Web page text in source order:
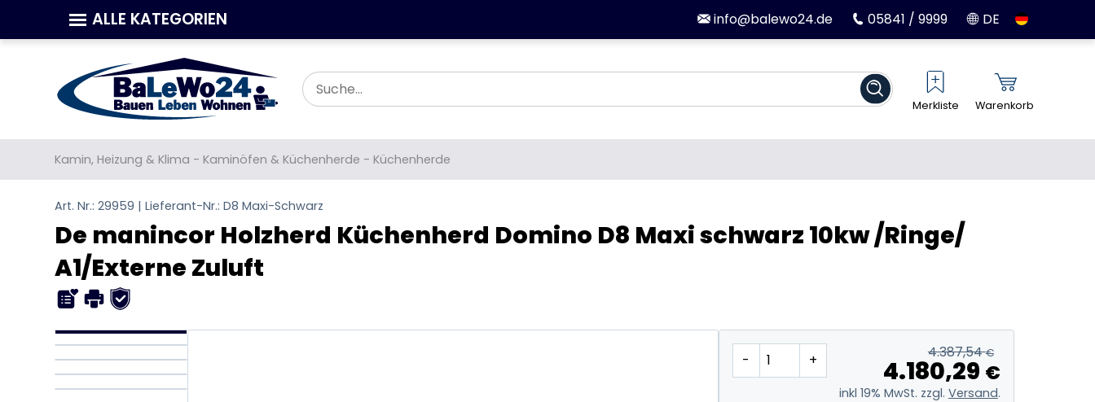
ALLE KATEGORIEN info@balewo24.de 05841 / 9999 DE
Merkliste Warenkorb
Kamin, Heizung & Klima -Kaminöfen & Küchenherde -Küchenherde
Art. Nr.: 29959 | Lieferant-Nr.: D8 Maxi-Schwarz
De manincor Holzherd Küchenherd Domino D8 Maxi schwarz 10kw /Ringe/
A1/Externe Zuluft
- + 4.387,54€
4.180,29 €
inkl 19% MwSt. zzgl. Versand.